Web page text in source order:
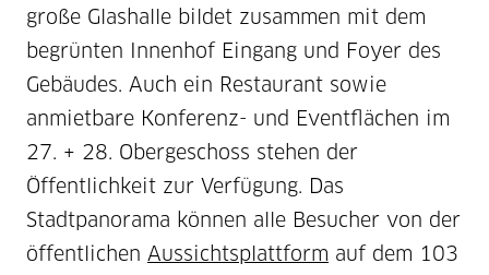
große Glashalle bildet zusammen mit dem
begrünten Innenhof Eingang und Foyer des
Gebäudes. Auch ein Restaurant sowie
anmietbare Konferenz- und Eventflächen im
27. + 28. Obergeschoss stehen der
Öffentlichkeit zur Verfügung. Das
Stadtpanorama können alle Besucher von der
öffentlichen Aussichtsplattform auf dem 103